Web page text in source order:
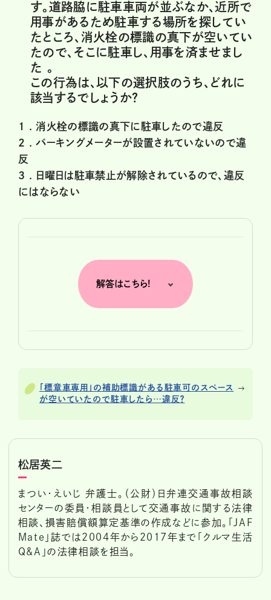
す。道路脇に駐車車両が並ぶなか、近所で
用事があるため駐車する場所を探してい
たところ、消火栓の標識の真下が空いてい
たので、そこに駐車し、用事を済ませまし
た 。
この行為は、以下の選択肢のうち、どれに
該当するでしょうか？
1 .消火栓の標識の真下に駐車したので違反
2 .パーキングメーターが設置されていないので違
反
3 .
日曜日は駐車禁止が解除されているので、違反
にはならない
解答はこちら!
「標章車専用」の補助標識がある駐車可のスペース
が空いていたので駐車したら…違反？
松居英二
まつい・えいじ 弁護士。（公財）日弁連交通事故相談
センターの委員・相談員として交通事故に関する法律
相談、損害賠償額算定基準の作成などに参加。「JAF
Mate」誌では2004年から2017年まで「クルマ生活
Q&A」の法律相談を担当。